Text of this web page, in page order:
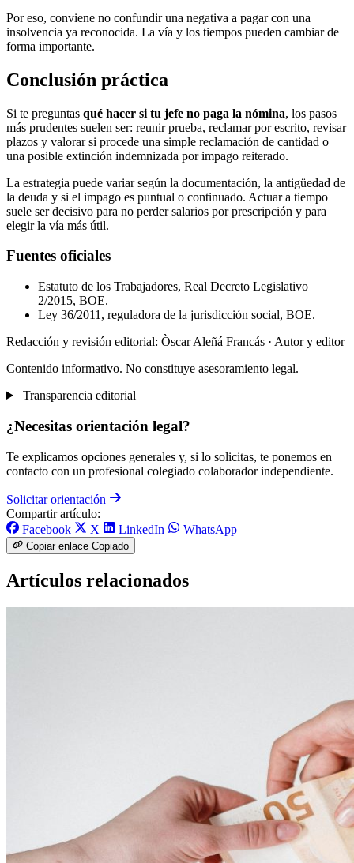
Por eso, conviene no confundir una negativa a pagar con una
insolvencia ya reconocida. La vía y los tiempos pueden cambiar de
forma importante.
Conclusión práctica
Si te preguntas qué hacer si tu jefe no paga la nómina, los pasos
más prudentes suelen ser: reunir prueba, reclamar por escrito, revisar
plazos y valorar si procede una simple reclamación de cantidad o
una posible extinción indemnizada por impago reiterado.
La estrategia puede variar según la documentación, la antigüedad de
la deuda y si el impago es puntual o continuado. Actuar a tiempo
suele ser decisivo para no perder salarios por prescripción y para
elegir la vía más útil.
Fuentes oficiales
Estatuto de los Trabajadores, Real Decreto Legislativo
2/2015, BOE.
Ley 36/2011, reguladora de la jurisdicción social, BOE.
Redacción y revisión editorial: Òscar Aleñá Francás · Autor y editor
Contenido informativo. No constituye asesoramiento legal.
Transparencia editorial
¿Necesitas orientación legal?
Te explicamos opciones generales y, si lo solicitas, te ponemos en
contacto con un profesional colegiado colaborador independiente.
Solicitar orientación
Compartir artículo:
Facebook
X LinkedIn WhatsApp
Copiar enlace Copiado
Artículos relacionados